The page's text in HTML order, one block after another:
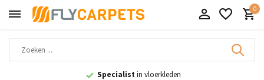
0
9,1